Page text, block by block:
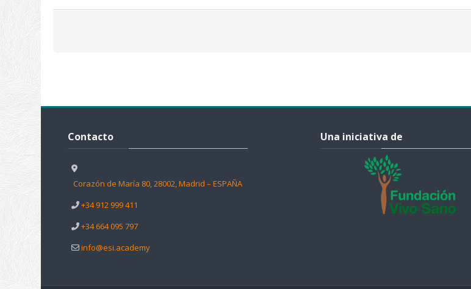
Contacto
Corazón de María 80, 28002, Madrid – ESPAÑA
+34 912 999 411
+34 664 095 797
info@esi.academy
Una iniciativa de